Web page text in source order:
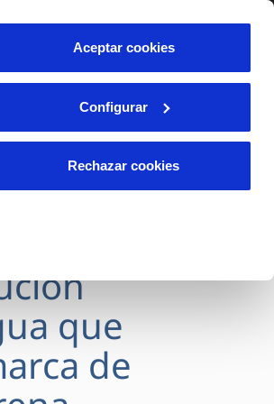
Aceptar cookies
Configurar
Rechazar cookies
anomalías o posibles
Área de clientes
que
de